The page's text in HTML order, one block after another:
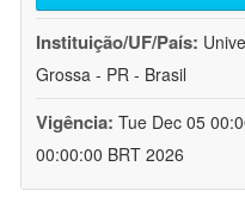
Instituição/UF/País:
Grossa - PR - Brasil
Vigência: Tue Dec 05
00:00:00 BRT 2026